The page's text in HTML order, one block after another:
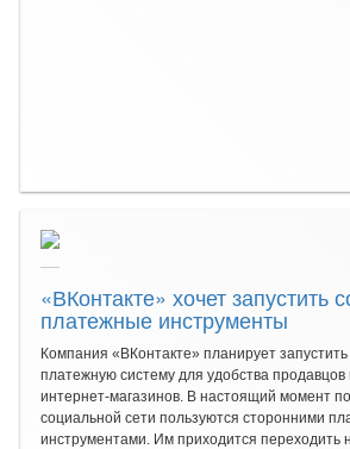
«ВКонтакте» хочет запустить
платежные инструменты
Компания «ВКонтакте» планирует
платежную систему для удобства продавцов
интернет-магазинов. В настоящий момент
социальной сети пользуются сторонними
инструментами. Им приходится переходить